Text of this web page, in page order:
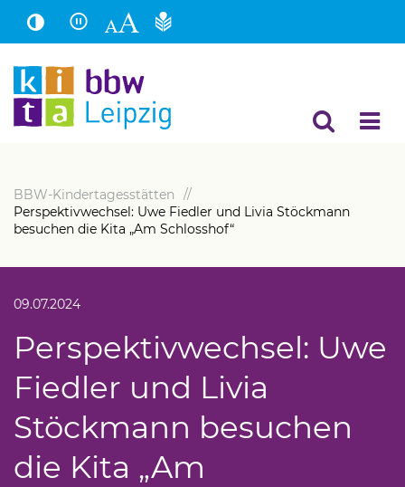
BBW-Kindertagesstätten
Perspektivwechsel: Uwe Fiedler und Livia Stöckmann
besuchen die Kita „Am Schlosshof“
09.07.2024
Perspektivwechsel: Uwe
Fiedler und Livia
Stöckmann besuchen
die Kita „Am